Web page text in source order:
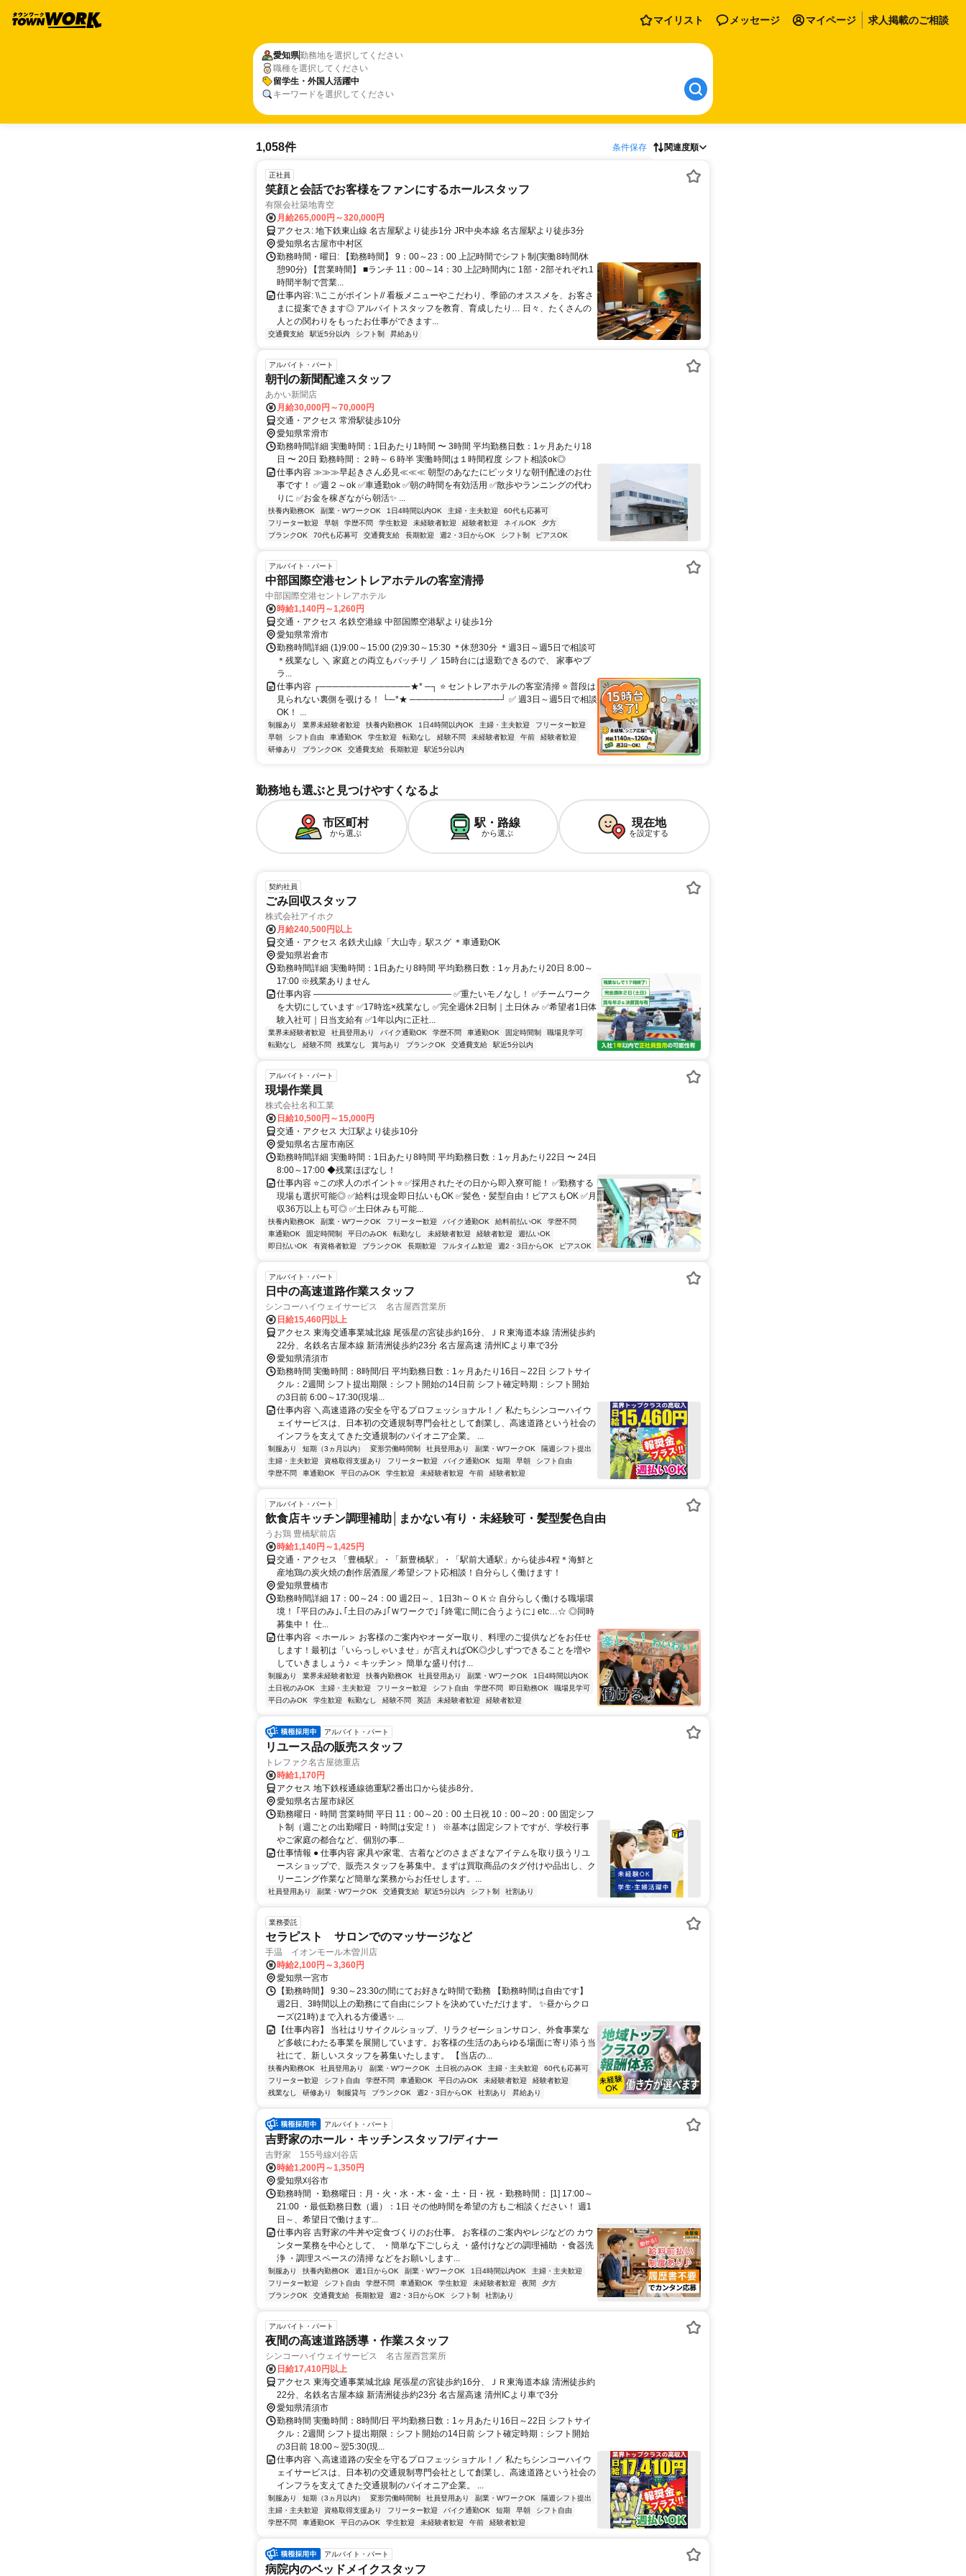
マイリスト メッセージ マイページ 求人掲載のご相談
愛知県勤務地を選択してください
職種を選択してください
留学生・外国人活躍中
キーワードを選択してください
1,058件 条件保存 関連度順
正社員
笑顔と会話でお客様をファンにするホールスタッフ
有限会社築地青空
月給265,000円～320,000円
アクセス: 地下鉄東山線 名古屋駅より徒歩1分 JR中央本線 名古屋駅より徒歩3分
愛知県名古屋市中村区
勤務時間・曜日: 【勤務時間】 9：00～23：00 上記時間でシフト制(実働8時間/休
憩90分) 【営業時間】 ■ランチ 11：00～14：30 上記時間内に 1部・2部それぞれ1
時間半制で営業...
仕事内容: \\ここがポイント// 看板メニューやこだわり、季節のオススメを、お客さ
まに提案できます◎ アルバイトスタッフを教育、育成したり… 日々、たくさんの
人との関わりをもったお仕事ができます...
交通費支給 駅近5分以内 シフト制 昇給あり
アルバイト・パート
朝刊の新聞配達スタッフ
あかい新聞店
月給30,000円～70,000円
交通・アクセス 常滑駅徒歩10分
愛知県常滑市
勤務時間詳細 実働時間：1日あたり1時間 〜 3時間 平均勤務日数：1ヶ月あたり18
日 〜 20日 勤務時間：２時～６時半 実働時間は１時間程度 シフト相談ok◎
仕事内容 ≫≫≫早起きさん必見≪≪≪ 朝型のあなたにピッタリな朝刊配達のお仕
事です！ ✅週２～ok ✅車通勤ok ✅朝の時間を有効活用 ✅散歩やランニングの代わ
りに ✅お金を稼ぎながら朝活✨ ...
扶養内勤務OK 副業・WワークOK 1日4時間以内OK 主婦・主夫歓迎
60代も応募可
フリーター歓迎
早朝 学歴不問 学生歓迎 未経験者歓迎 経験者歓迎 ネイルOK
夕方
ブランクOK
70代も応募可 交通費支給 長期歓迎 週2・3日からOK シフト制 ピアスOK
アルバイト・パート
中部国際空港セントレアホテルの客室清掃
中部国際空港セントレアホテル
時給1,140円～1,260円
交通・アクセス 名鉄空港線 中部国際空港駅より徒歩1分
愛知県常滑市
勤務時間詳細 (1)9:00～15:00 (2)9:30～15:30 ＊休憩30分 ＊週3日～週5日で相談可
＊残業なし ＼ 家庭との両立もバッチリ ／ 15時台には退勤できるので、 家事やプ
ラ...
仕事内容 ┌──────────────★* ─┐ ⭐ セントレアホテルの客室清掃 ⭐ 普段は
見られない裏側を覗ける！ └─*★ ──────────────┘ ✅ 週3日～週5日で相談
OK！ ...
制服あり 業界未経験者歓迎 扶養内勤務OK 1日4時間以内OK 主婦・主夫歓迎
フリーター歓迎
早朝
シフト自由 車通勤OK 学生歓迎 転勤なし 経験不問 未経験者歓迎 午前
経験者歓迎
研修あり
ブランクOK 交通費支給 長期歓迎 駅近5分以内
勤務地も選ぶと見つけやすくなるよ
市区町村
から選ぶ
駅・路線
から選ぶ
現在地
を設定する
契約社員
ごみ回収スタッフ
株式会社アイホク
月給240,500円以上
交通・アクセス 名鉄犬山線「大山寺」駅スグ ＊車通勤OK
愛知県岩倉市
勤務時間詳細 実働時間：1日あたり8時間 平均勤務日数：1ヶ月あたり20日 8:00～
17:00 ※残業ありません
仕事内容 ―――――――――――――――― ✅重たいモノなし！ ✅チームワーク
を大切にしています ✅17時迄×残業なし ✅完全週休2日制｜土日休み ✅希望者1日体
験入社可｜日当支給有 ✅1年以内に正社...
業界未経験者歓迎 社員登用あり バイク通勤OK 学歴不問 車通勤OK 固定時間制
職場見学可
転勤なし
経験不問 残業なし 賞与あり ブランクOK 交通費支給 駅近5分以内
アルバイト・パート
現場作業員
株式会社名和工業
日給10,500円～15,000円
交通・アクセス 大江駅より徒歩10分
愛知県名古屋市南区
勤務時間詳細 実働時間：1日あたり8時間 平均勤務日数：1ヶ月あたり22日 〜 24日
8:00～17:00 ◆残業ほぼなし！
仕事内容 ⭐この求人のポイント⭐ ✅採用されたその日から即入寮可能！ ✅勤務する
現場も選択可能◎ ✅給料は現金即日払いもOK ✅髪色・髪型自由！ピアスもOK ✅月
収36万以上も可◎ ✅土日休みも可能...
扶養内勤務OK 副業・WワークOK フリーター歓迎 バイク通勤OK 給料前払いOK
学歴不問
車通勤OK
固定時間制 平日のみOK 転勤なし 未経験者歓迎 経験者歓迎
週払いOK
即日払いOK
有資格者歓迎 ブランクOK 長期歓迎 フルタイム歓迎 週2・3日からOK ピアスOK
アルバイト・パート
日中の高速道路作業スタッフ
シンコーハイウェイサービス 名古屋西営業所
日給15,460円以上
アクセス 東海交通事業城北線 尾張星の宮徒歩約16分、ＪＲ東海道本線 清洲徒歩約
22分、名鉄名古屋本線 新清洲徒歩約23分 名古屋高速 清州ICより車で3分
愛知県清須市
勤務時間 実働時間：8時間/日 平均勤務日数：1ヶ月あたり16日～22日 シフトサイ
クル：2週間 シフト提出期限：シフト開始の14日前 シフト確定時期：シフト開始
の3日前 6:00～17:30(現場...
仕事内容 ＼高速道路の安全を守るプロフェッショナル！／ 私たちシンコーハイウ
ェイサービスは、日本初の交通規制専門会社として創業し、高速道路という社会の
インフラを支えてきた交通規制のパイオニア企業。 ...
制服あり 短期（3ヵ月以内） 変形労働時間制 社員登用あり 副業・WワークOK
隔週シフト提出
主婦・主夫歓迎
資格取得支援あり フリーター歓迎 バイク通勤OK 短期 早朝
シフト自由
学歴不問
車通勤OK 平日のみOK 学生歓迎 未経験者歓迎 午前 経験者歓迎
アルバイト・パート
飲食店キッチン調理補助│まかない有り・未経験可・髪型髪色自由
うお鶏 豊橋駅前店
時給1,140円～1,425円
交通・アクセス 「豊橋駅」・「新豊橋駅」・「駅前大通駅」から徒歩4程＊海鮮と
産地鶏の炭火焼の創作居酒屋／希望シフト応相談！自分らしく働けます！
愛知県豊橋市
勤務時間詳細 17：00～24：00 週2日～、1日3h～ＯＫ☆ 自分らしく働ける職場環
境！ ｢平日のみ｣､｢土日のみ｣｢Ｗワークで｣ ｢終電に間に合うように｣ etc…☆ ◎同時
募集中！ 仕...
仕事内容 ＜ホール＞ お客様のご案内やオーダー取り、料理のご提供などをお任せ
します！最初は「いらっしゃいませ」が言えればOK◎少しずつできることを増や
していきましょう♪ ＜キッチン＞ 簡単な盛り付け...
制服あり 業界未経験者歓迎 扶養内勤務OK 社員登用あり 副業・WワークOK
1日4時間以内OK
土日祝のみOK
主婦・主夫歓迎 フリーター歓迎 シフト自由 学歴不問 即日勤務OK
職場見学可
平日のみOK
学生歓迎 転勤なし 経験不問 英語 未経験者歓迎 経験者歓迎
アルバイト・パート
リユース品の販売スタッフ
トレファク名古屋徳重店
時給1,170円
アクセス 地下鉄桜通線徳重駅2番出口から徒歩8分。
愛知県名古屋市緑区
勤務曜日・時間 営業時間 平日 11：00～20：00 土日祝 10：00～20：00 固定シフ
ト制（週ごとの出勤曜日・時間は安定！） ※基本は固定シフトですが、学校行事
やご家庭の都合など、個別の事...
仕事情報 ● 仕事内容 家具や家電、古着などのさまざまなアイテムを取り扱うリユ
ースショップで、販売スタッフを募集中。まずは買取商品のタグ付けや品出し、ク
リーニング作業など簡単な業務からお任せします。...
社員登用あり 副業・WワークOK 交通費支給 駅近5分以内 シフト制 社割あり
業務委託
セラピスト サロンでのマッサージなど
手温 イオンモール木曽川店
時給2,100円～3,360円
愛知県一宮市
【勤務時間】 9:30～23:30の間にてお好きな時間で勤務 【勤務時間は自由です】
週2日、3時間以上の勤務にて自由にシフトを決めていただけます。 ✨昼からクロ
ーズ(21時)まで入れる方優遇✨ ...
【仕事内容】 当社はリサイクルショップ、リラクゼーションサロン、外食事業な
ど多岐にわたる事業を展開しています。お客様の生活のあらゆる場面に寄り添う当
社にて、新しいスタッフを募集いたします。 【当店の...
扶養内勤務OK 社員登用あり 副業・WワークOK 土日祝のみOK 主婦・主夫歓迎
60代も応募可
フリーター歓迎
シフト自由 学歴不問 車通勤OK 平日のみOK 未経験者歓迎
経験者歓迎
残業なし
研修あり 制服貸与 ブランクOK 週2・3日からOK 社割あり 昇給あり
アルバイト・パート
吉野家のホール・キッチンスタッフ/ディナー
吉野家 155号線刈谷店
時給1,200円～1,350円
愛知県刈谷市
勤務時間 ・勤務曜日：月・火・水・木・金・土・日・祝 ・勤務時間： [1] 17:00～
21:00 ・最低勤務日数（週）：1日 その他時間を希望の方もご相談ください！ 週1
日～、希望日で働けます...
仕事内容 吉野家の牛丼や定食づくりのお仕事。 お客様のご案内やレジなどの カウ
ンター業務を中心として、 ・簡単な下ごしらえ ・盛付けなどの調理補助 ・食器洗
浄 ・調理スペースの清掃 などをお願いします...
制服あり 扶養内勤務OK 週1日からOK 副業・WワークOK 1日4時間以内OK
主婦・主夫歓迎
フリーター歓迎
シフト自由 学歴不問 車通勤OK 学生歓迎 未経験者歓迎 夜間
夕方
ブランクOK
交通費支給 長期歓迎 週2・3日からOK シフト制 社割あり
アルバイト・パート
夜間の高速道路誘導・作業スタッフ
シンコーハイウェイサービス 名古屋西営業所
日給17,410円以上
アクセス 東海交通事業城北線 尾張星の宮徒歩約16分、ＪＲ東海道本線 清洲徒歩約
22分、名鉄名古屋本線 新清洲徒歩約23分 名古屋高速 清州ICより車で3分
愛知県清須市
勤務時間 実働時間：8時間/日 平均勤務日数：1ヶ月あたり16日～22日 シフトサイ
クル：2週間 シフト提出期限：シフト開始の14日前 シフト確定時期：シフト開始
の3日前 18:00～翌5:30(現...
仕事内容 ＼高速道路の安全を守るプロフェッショナル！／ 私たちシンコーハイウ
ェイサービスは、日本初の交通規制専門会社として創業し、高速道路という社会の
インフラを支えてきた交通規制のパイオニア企業。 ...
制服あり 短期（3ヵ月以内） 変形労働時間制 社員登用あり 副業・WワークOK
隔週シフト提出
主婦・主夫歓迎
資格取得支援あり フリーター歓迎 バイク通勤OK 短期 早朝
シフト自由
学歴不問
車通勤OK 平日のみOK 学生歓迎 未経験者歓迎 午前 経験者歓迎
アルバイト・パート
病院内のベッドメイクスタッフ